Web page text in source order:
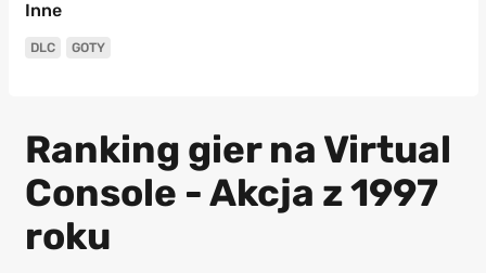
Inne
DLC GOTY
Ranking gier na Virtual
Console - Akcja z 1997
roku